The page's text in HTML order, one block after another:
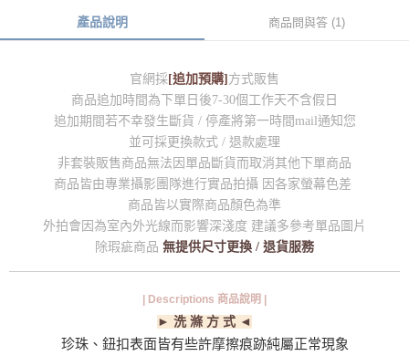
產品說明 商品問與答 (1)
官網採 [追加預購] 方式販售
商品追加時間為下單日後7-30個工作天不含假日
追加期間若不幸發生斷貨 / 停產將第一時間mail通知您
並可採更換款式 / 退款處理
非套裝販售商品無法因單品斷貨而取消其他下單商品
商品皆由專業攝影團隊進行實品拍攝 因各家螢幕色差
商品皆以實際商品顏色為準
外拍會因為室內外光線而影響深淺度 建議多參考單品圖片
除瑕疵商品 無提供尺寸更換 / 退貨服務
| Descriptions 商品說明 |
► 洗 滌 方 式 ◄
珍珠、鈕扣表面皆有些許摩擦痕跡純屬正常現象